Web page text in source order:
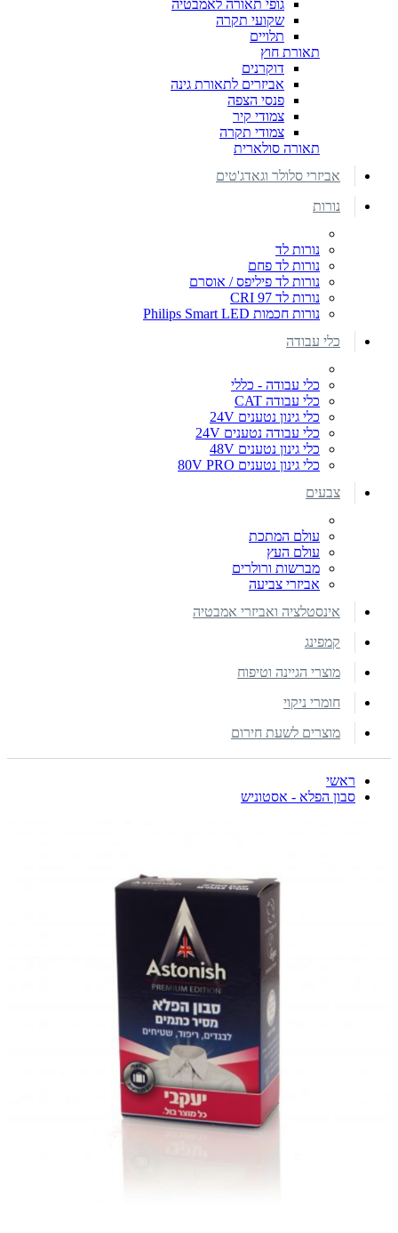
גופי תאורה לאמבטיה
שקועי תקרה
תלויים
תאורת חוץ
דוקרנים
אביזרים לתאורת גינה
פנסי הצפה
צמודי קיר
צמודי תקרה
תאורה סולארית
אביזרי סלולר וגאדג'טים
נורות
נורות לד
נורות לד פחם
נורות לד פיליפס / אוסרם
נורות לד CRI 97
נורות חכמות Philips Smart LED
כלי עבודה
כלי עבודה - כללי
כלי עבודה CAT
כלי גינון נטענים 24V
כלי עבודה נטענים 24V
כלי גינון נטענים 48V
כלי גינון נטענים 80V PRO
צבעים
עולם המתכת
עולם העץ
מברשות ורולרים
אביזרי צביעה
אינסטלציה ואביזרי אמבטיה
קמפינג
מוצרי הגיינה וטיפוח
חומרי ניקוי
מוצרים לשעת חירום
ראשי
סבון הפלא - אסטוניש